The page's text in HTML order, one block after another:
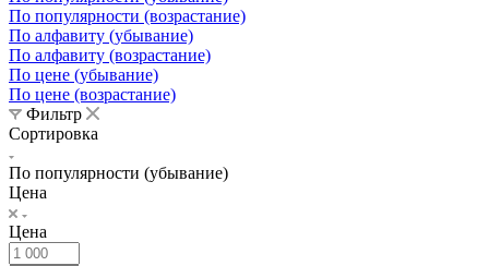
По популярности (возрастание)
По алфавиту (убывание)
По алфавиту (возрастание)
По цене (убывание)
По цене (возрастание)
Фильтр
Сортировка
По популярности (убывание)
Цена
Цена